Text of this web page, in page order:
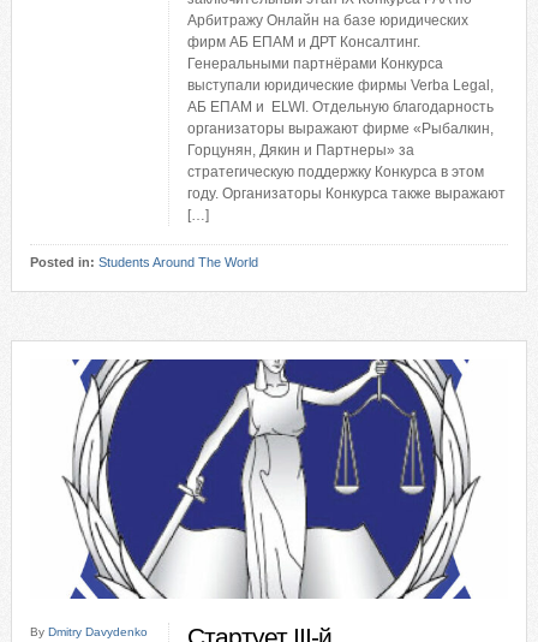
Арбитражу Онлайн на базе юридических
фирм АБ ЕПАМ и ДРТ Консалтинг.
Генеральными партнёрами Конкурса
выступали юридические фирмы Verba Legal,
АБ ЕПАМ и ELWI. Отдельную благодарность
организаторы выражают фирме «Рыбалкин,
Горцунян, Дякин и Партнеры» за
стратегическую поддержку Конкурса в этом
году. Организаторы Конкурса также выражают
[…]
Posted in: Students Around The World
By Dmitry Davydenko